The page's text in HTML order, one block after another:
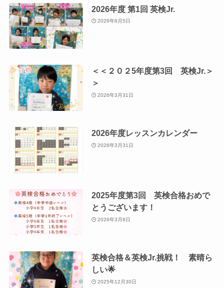
2026年度 第1回 英検Jr.
2026年8月5日
＜＜２０２5年度第3回 英検Jr.＞
＞
2026年3月31日
2026年度レッスンカレンダー
2026年3月31日
2025年度第3回 英検合格おめで
とうございます！
2026年3月8日
英検合格＆英検Jr.挑戦！ 素晴ら
しい🌟
2025年12月30日